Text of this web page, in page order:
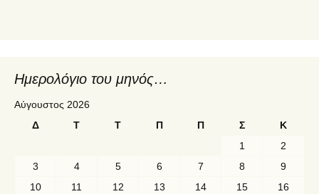
Ημερολόγιο του μηνός…
Αύγουστος 2026
Δ
Τ Τ Π Π Σ
Κ
1
2
3
4 5 6 7 8
9
10
11 12 13 14 15
16